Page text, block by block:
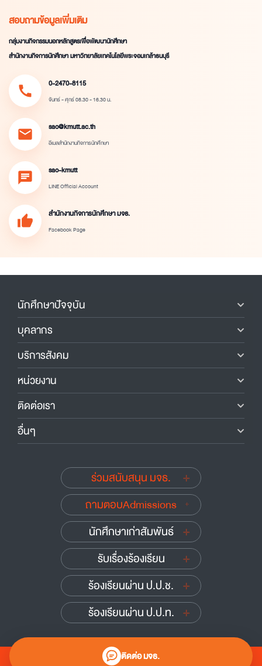
สอบถามข้อมูลเพิ่มเติม
กลุ่มงานกิจกรรมนอกหลักสูตรเพื่อพัฒนานักศึกษา
สำนักงานกิจการนักศึกษา มหาวิทยาลัยเทคโนโลยีพระจอมเกล้าธนบุรี
call 0-2470-8115
จันทร์ - ศุกร์ 08.30 - 16.30 น.
mail sao@kmutt.ac.th
อีเมลสำนักงานกิจการนักศึกษา
chat sao-kmutt
LINE Official Account
thumb_up สำนักงานกิจการนักศึกษา มจธ.
Facebook Page
ติดต่อ มจธ.
นักศึกษาปัจจุบัน
บุคลากร
บริการสังคม
หน่วยงาน
ติดต่อเรา
อื่นๆ
ร่วมสนับสนุน มจธ.
ถามตอบAdmissions
นักศึกษาเก่าสัมพันธ์
รับเรื่องร้องเรียน
ร้องเรียนผ่าน ป.ป.ช.
ร้องเรียนผ่าน ป.ป.ท.